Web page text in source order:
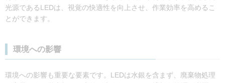
光源であるLEDは、視覚の快適性を向上させ、作業効率を高めるこ
とができます。
環境への影響
環境への影響も重要な要素です。LEDは水銀を含まず、廃棄物処理